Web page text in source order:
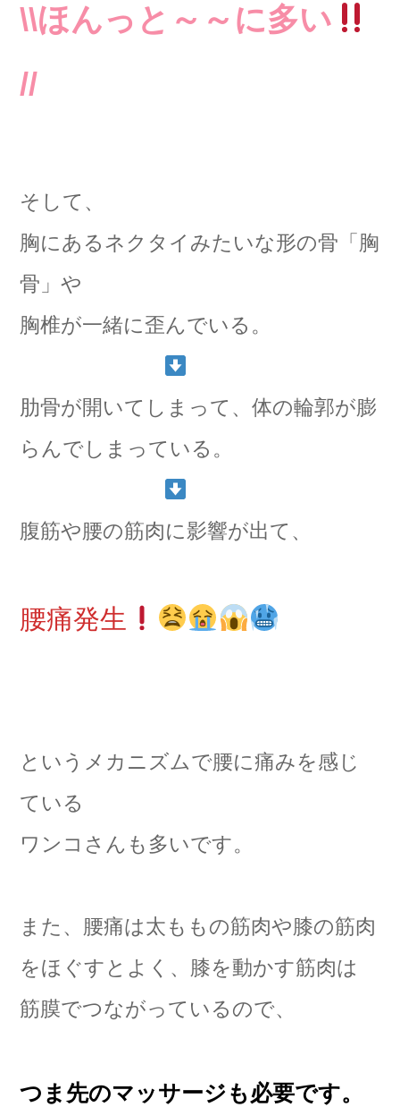
\\ほんっと～～に多い
//
そして、
胸にあるネクタイみたいな形の骨「胸
骨」や
胸椎が一緒に歪んでいる。
肋骨が開いてしまって、体の輪郭が膨
らんでしまっている。
腹筋や腰の筋肉に影響が出て、
腰痛発生
というメカニズムで腰に痛みを感じ
ている
ワンコさんも多いです。
また、腰痛は太ももの筋肉や膝の筋肉
をほぐすとよく、膝を動かす筋肉は
筋膜でつながっているので、
つま先のマッサージも必要です。